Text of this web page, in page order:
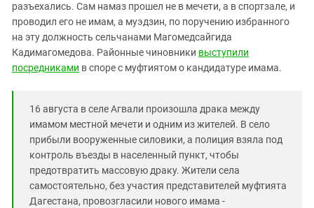
разъехались. Сам намаз прошел не в мечети, а в спортзале, и
проводил его не имам, а муэдзин, по поручению избранного
на эту должность сельчанами Магомедсайгида
Кадимагомедова. Районные чиновники выступили
посредниками в споре с муфтиятом о кандидатуре имама.
16 августа в селе Агвали произошла драка между
имамом местной мечети и одним из жителей. В село
прибыли вооруженные силовики, а полиция взяла под
контроль въезды в населенный пункт, чтобы
предотвратить массовую драку. Жители села
самостоятельно, без участия представителей муфтията
Дагестана, провозгласили нового имама -